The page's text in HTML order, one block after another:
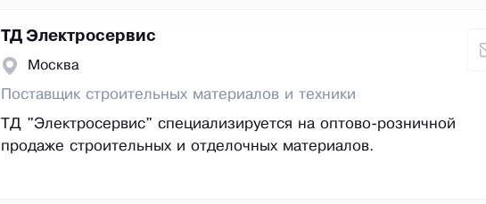
ТД Электросервис
Москва
Поставщик строительных материалов и техники
ТД "Электросервис" специализируется на оптово-розничной
продаже строительных и отделочных материалов.